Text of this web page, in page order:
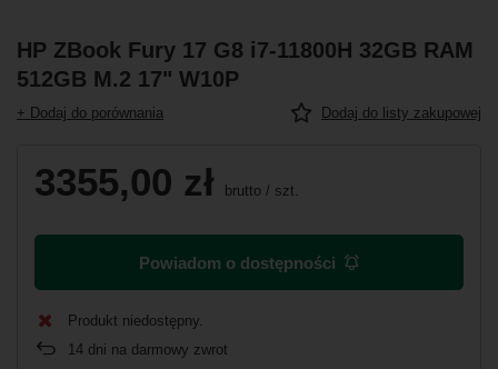
HP ZBook Fury 17 G8 i7-11800H 32GB RAM
512GB M.2 17" W10P
+ Dodaj do porównania Dodaj do listy zakupowej
3355,00 zł brutto / szt.
Powiadom o dostępności
Produkt niedostępny
14 dni na darmowy zwrot